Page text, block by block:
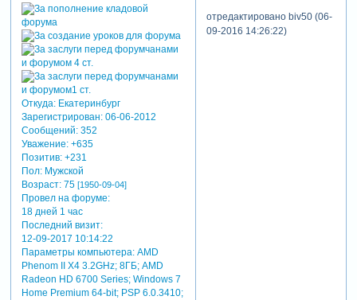
Откуда:Екатеринбург
Зарегистрирован: 06-06-2012
Сообщений:352
Уважение: +635
Позитив: +231
Пол:Мужской
Возраст:75 [1950-09-04]
Провел на форуме:
18 дней 1 час
Последний визит:
12-09-2017 10:14:22
Параметры компьютера:AMD
Phenom II X4 3.2GHz; 8ГБ; AMD
Radeon HD 6700 Series; Windows 7
Home Premium 64-bit; PSP 6.0.3410;
отредактировано biv50 (06-
09-2016 14:26:22)